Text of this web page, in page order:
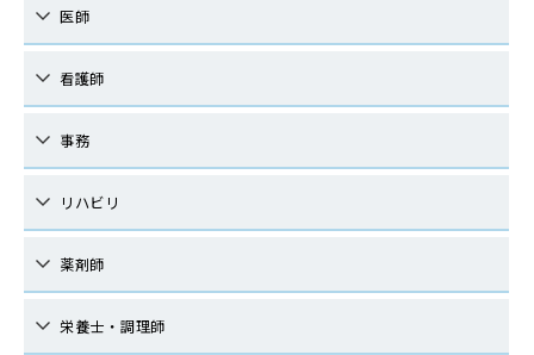
医師
看護師
事務
リハビリ
薬剤師
栄養士・調理師